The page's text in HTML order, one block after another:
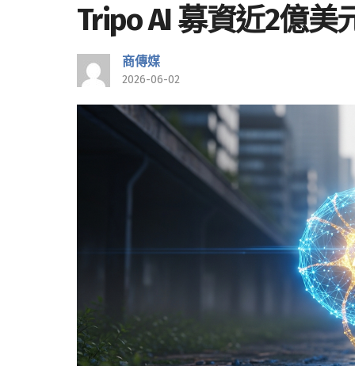
Tripo AI 募資近2億美
商傳媒
2026-06-02